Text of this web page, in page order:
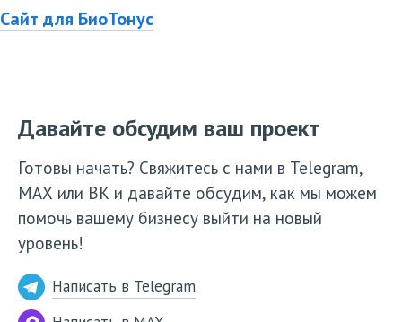
Сайт для БиоТонус
Давайте обсудим ваш проект
Готовы начать? Свяжитесь с нами в Telegram,
МАХ или ВК и давайте обсудим, как мы можем
помочь вашему бизнесу выйти на новый
уровень!
Написать в Telegram